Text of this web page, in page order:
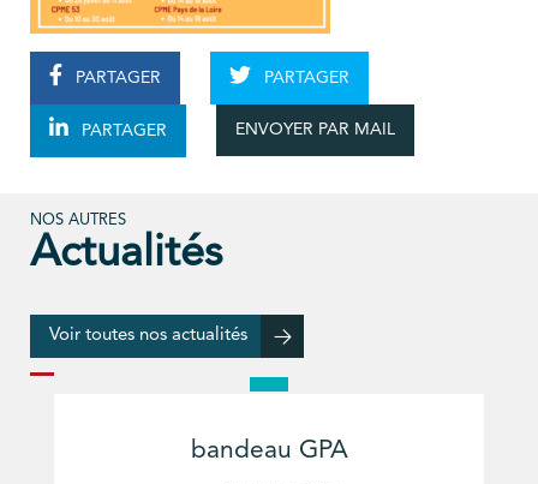
PARTAGER PARTAGER
PARTAGER ENVOYER PAR MAIL
NOS AUTRES
Actualités
Voir toutes nos actualités
bandeau GPA